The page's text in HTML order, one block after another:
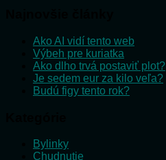
Ako AI vidí tento web
Výbeh pre kuriatka
Ako dlho trvá postaviť plot?
Je sedem eur za kilo veľa?
Budú figy tento rok?
Bylinky
Chudnutie